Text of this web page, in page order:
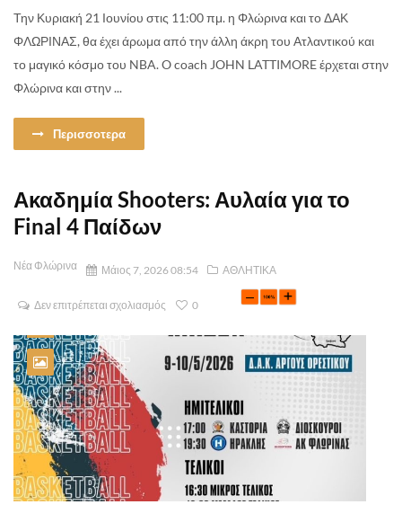
Την Κυριακή 21 Ιουνίου στις 11:00 πμ. η Φλώρινα και το ΔΑΚ
ΦΛΩΡΙΝΑΣ, θα έχει άρωμα από την άλλη άκρη του Ατλαντικού και
το μαγικό κόσμο του NBA. O coach JOHN LATTIMORE έρχεται στην
Φλώρινα και στην ...
Περισσοτερα
Ακαδημία Shooters: Αυλαία για το
Final 4 Παίδων
Νέα Φλώρινα Μάιος 7, 2026 08:54 ΑΘΛΗΤΙΚΑ
Δεν επιτρέπεται σχολιασμός 0